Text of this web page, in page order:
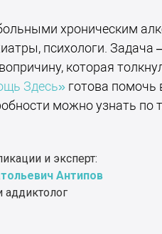
хроническим
психологи.
которая
Здесь» готова
можно узнать по
и эксперт:
Антипов
аддиктолог